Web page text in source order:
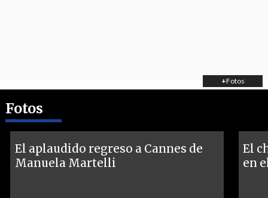
Fotos
+Fotos
El aplaudido regreso a Cannes de
Manuela Martelli
El
en